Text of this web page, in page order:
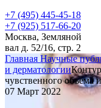
+7 (495) 445-45-18
+7 (925) 517-66-20
Москва, Земляной
вал д. 52/16, стр. 2
Главная Научные
и дерматологии
чувственного объема
07 Март 2022